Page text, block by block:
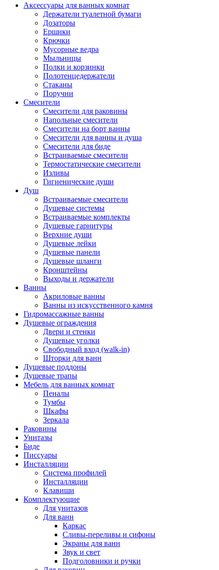
Аксессуары для ванных комнат
Держатели туалетной бумаги
Дозаторы
Ершики
Крючки
Мусорные ведра
Мыльницы
Полки и корзинки
Полотенцедержатели
Стаканы
Поручни
Смесители
Смесители для раковины
Напольные смесители
Смесители на борт ванны
Смесители для ванны и душа
Смесители для биде
Встраиваемые смесители
Термостатические смесители
Изливы
Гигиенические души
Душ
Встраиваемые смесители
Душевые системы
Встраиваемые комплекты
Душевые гарнитуры
Верхние души
Душевые лейки
Душевые панели
Душевые шланги
Кронштейны
Выходы и держатели
Ванны
Акриловые ванны
Ванны из искусственного камня
Гидромассажные ванны
Душевые ограждения
Двери и стенки
Душевые уголки
Свободный вход (walk-in)
Шторки для ванн
Душевые поддоны
Душевые трапы
Мебель для ванных комнат
Пеналы
Тумбы
Шкафы
Зеркала
Раковины
Унитазы
Биде
Писсуары
Инсталляции
Система профилей
Инсталляции
Клавиши
Комплектующие
Для унитазов
Для ванн
Каркас
Сливы-переливы и сифоны
Экраны для ванн
Звук и свет
Подголовники и ручки